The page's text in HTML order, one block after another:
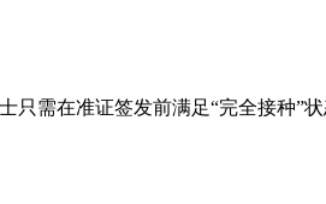
需在准证签发前满足“完全接种”